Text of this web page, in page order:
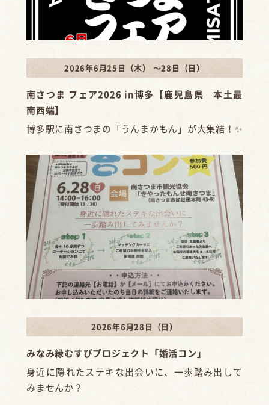
2026年6月25日（木） ～28日（日）
南さつま フェア2026 in博多【鹿児島県 本土最
南西端】
博多駅に南さつまの「うんまかもん」が大集結！✨
2026年6月28日（日）
みなみ縁むすびプロジェクト「婚活コン」
身近に隠れたステキな出会いに、一歩踏み出して
みませんか？